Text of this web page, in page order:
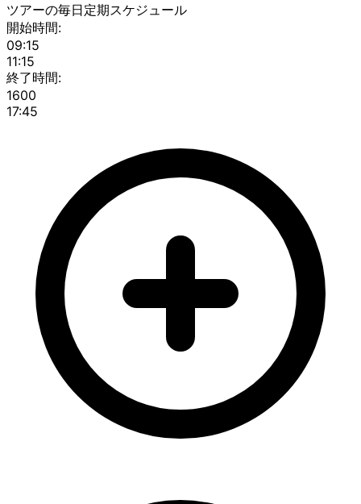
ツアーの毎日定期スケジュール
開始時間:
09:15
11:15
終了時間:
1600
17:45